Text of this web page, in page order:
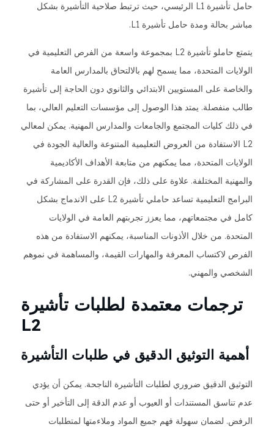
حامل تأشيرة L1 الرئيسي، حيث ترتبط صلاحية التأشيرة بشكل
مباشر بحالة ومدة حامل تأشيرة L1.
يتمتع حاملو تأشيرة L2 بمجموعة واسعة من الفرص التعليمية في
الولايات المتحدة، مما يسمح لهم بالالتحاق بالمدارس العامة
والخاصة على المستويين الابتدائي والثانوي دون الحاجة إلى تأشيرة
طالب منفصلة. يمتد هذا الوصول إلى مؤسسات التعليم العالي، بما
في ذلك كليات المجتمع والجامعات والمدارس المهنية. يمكن لمعالي
L2 الاستفادة من العروض التعليمية المتنوعة والعالية الجودة في
الولايات المتحدة، مما يمكنهم من متابعة الأهداف الأكاديمية
والمهنية المختلفة. علاوة على ذلك، فإن القدرة على المشاركة في
البرامج التعليمية تساعد حاملي تأشيرة L2 على الاندماج بشكل
كامل في مجتمعاتهم، مما يعزز تجربتهم العامة في الولايات
المتحدة. من خلال الأذونات المناسبة، يمكنهم الاستفادة من هذه
الفرص لاكتساب المعرفة والمهارات القيمة، والمساهمة في نموهم
الشخصي والمهني.
ترجمات معتمدة لطلبات تأشيرة
L2
أهمية التوثيق الدقيق في طلبات التأشيرة
التوثيق الدقيق ضروري لطلبات التأشيرة الناجحة. يمكن أن يؤدي
عدم تناسق المستندات أو العيوب أو عدم الدقة إلى التأخير أو حتى
الرفض. لضمان سهولة فهم جميع المواد وملاءمتها لمتطلبات